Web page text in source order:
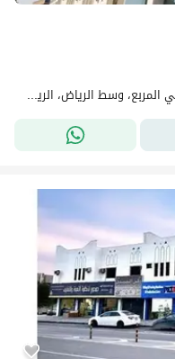
شارع الامير عبدالعزيز بن مساعد بن جلوي، حي المربع، وسط الرياض، الرياض